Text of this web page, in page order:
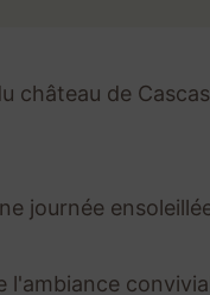
château de
journée
l'ambiance